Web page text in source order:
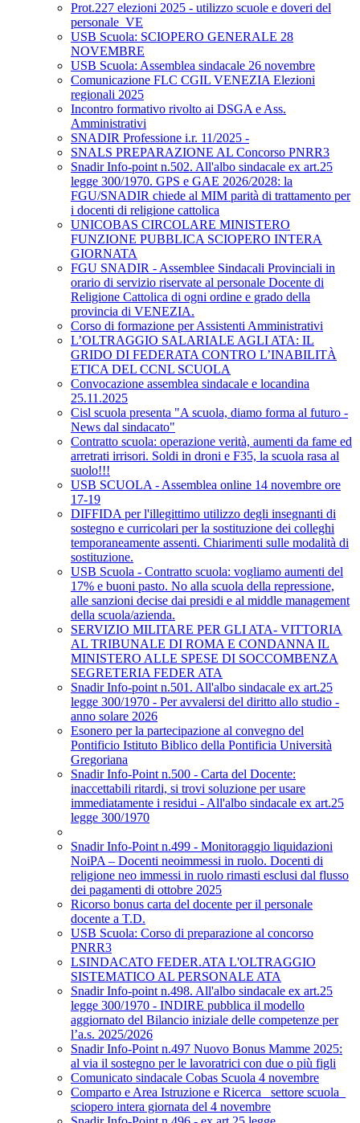
Prot.227 elezioni 2025 - utilizzo scuole e doveri del
personale_VE
USB Scuola: SCIOPERO GENERALE 28
NOVEMBRE
USB Scuola: Assemblea sindacale 26 novembre
Comunicazione FLC CGIL VENEZIA Elezioni
regionali 2025
Incontro formativo rivolto ai DSGA e Ass.
Amministrativi
SNADIR Professione i.r. 11/2025 -
SNALS PREPARAZIONE AL Concorso PNRR3
Snadir Info-point n.502. All'albo sindacale ex art.25
legge 300/1970. GPS e GAE 2026/2028: la
FGU/SNADIR chiede al MIM parità di trattamento per
i docenti di religione cattolica
UNICOBAS CIRCOLARE MINISTERO
FUNZIONE PUBBLICA SCIOPERO INTERA
GIORNATA
FGU SNADIR - Assemblee Sindacali Provinciali in
orario di servizio riservate al personale Docente di
Religione Cattolica di ogni ordine e grado della
provincia di VENEZIA.
Corso di formazione per Assistenti Amministrativi
L’OLTRAGGIO SALARIALE AGLI ATA: IL
GRIDO DI FEDERATA CONTRO L’INABILITÀ
ETICA DEL CCNL SCUOLA
Convocazione assemblea sindacale e locandina
25.11.2025
Cisl scuola presenta "A scuola, diamo forma al futuro -
News dal sindacato"
Contratto scuola: operazione verità, aumenti da fame ed
arretrati irrisori. Soldi in droni e F35, la scuola rasa al
suolo!!!
USB SCUOLA - Assemblea online 14 novembre ore
17-19
DIFFIDA per l'illegittimo utilizzo degli insegnanti di
sostegno e curricolari per la sostituzione dei colleghi
temporaneamente assenti. Chiarimenti sulle modalità di
sostituzione.
USB Scuola - Contratto scuola: vogliamo aumenti del
17% e buoni pasto. No alla scuola della repressione,
alle sanzioni decise dai presidi e al middle management
della scuola/azienda.
SERVIZIO MILITARE PER GLI ATA- VITTORIA
AL TRIBUNALE DI ROMA E CONDANNA IL
MINISTERO ALLE SPESE DI SOCCOMBENZA
SEGRETERIA FEDER ATA
Snadir Info-point n.501. All'albo sindacale ex art.25
legge 300/1970 - Per avvalersi del diritto allo studio -
anno solare 2026
Esonero per la partecipazione al convegno del
Pontificio Istituto Biblico della Pontificia Università
Gregoriana
Snadir Info-Point n.500 - Carta del Docente:
inaccettabili ritardi, si trovi soluzione per usare
immediatamente i residui - All'albo sindacale ex art.25
legge 300/1970
Snadir Info-Point n.499 - Monitoraggio liquidazioni
NoiPA – Docenti neoimmessi in ruolo. Docenti di
religione neo immessi in ruolo rimasti esclusi dal flusso
dei pagamenti di ottobre 2025
Ricorso bonus carta del docente per il personale
docente a T.D.
USB Scuola: Corso di preparazione al concorso
PNRR3
LSINDACATO FEDER.ATA L'OLTRAGGIO
SISTEMATICO AL PERSONALE ATA
Snadir Info-point n.498. All'albo sindacale ex art.25
legge 300/1970 - INDIRE pubblica il modello
aggiornato del Bilancio iniziale delle competenze per
l’a.s. 2025/2026
Snadir Info-Point n.497 Nuovo Bonus Mamme 2025:
al via il sostegno per le lavoratrici con due o più figli
Comunicato sindacale Cobas Scuola 4 novembre
Comparto e Area Istruzione e Ricerca_ settore scuola_
sciopero intera giornata del 4 novembre